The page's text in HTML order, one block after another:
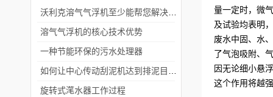
量一定时，微
及试验均表明
废水中固、水
了气泡吸附、
因无论细小悬
这个作用将越
溶气气浮机的核心技术优势
一种节能环保的污水处理器
旋转式滗水器工作过程